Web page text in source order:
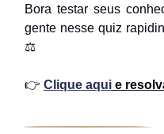
Bora testar seus
gente nesse quiz
⚖️
👉 Clique aqui e